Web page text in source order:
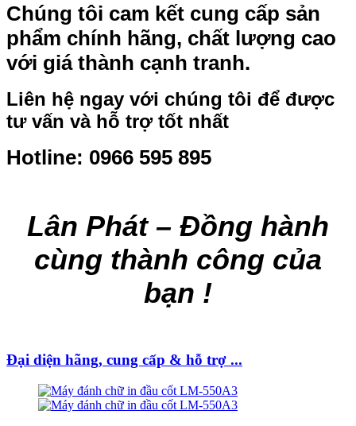
Chúng tôi cam kết cung cấp sản
phẩm chính hãng, chất lượng cao
với giá thành cạnh tranh.
Liên hệ ngay với chúng tôi để được
tư vấn và hỗ trợ tốt nhất
Hotline: 0966 595 895
Lân Phát – Đồng hành
cùng thành công của
bạn !
Đại diện hãng, cung cấp & hỗ trợ ...